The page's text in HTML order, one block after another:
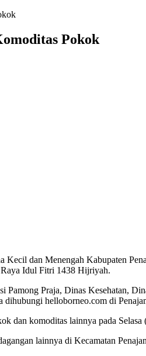
Pokok
Kecil dan Menengah Kabupaten
Raya Idul Fitri 1438 Hijriyah.
Praja, Dinas Kesehatan,
helloborneo.com di
dan komoditas lainnya pada Selasa
lainnya di Kecamatan